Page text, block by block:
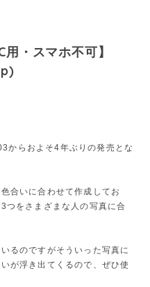
・スマホ不可】
らおよそ4年ぶりの発売とな
合いに合わせて作成してお
つをさまざまな人の写真に合
るのですがそういった写真に
が浮き出てくるので、ぜひ使